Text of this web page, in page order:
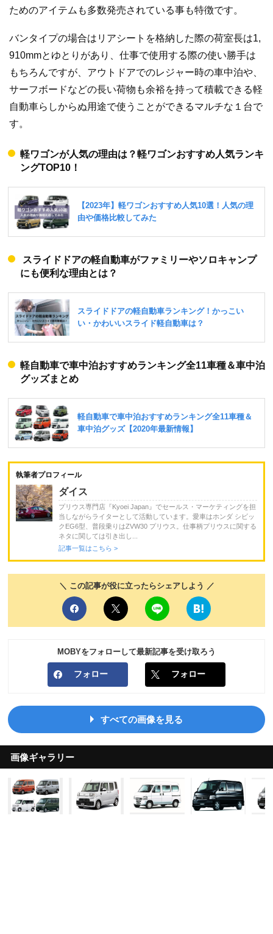
ためのアイテムも多数発売されている事も特徴です。
バンタイプの場合はリアシートを格納した際の荷室長は1,
910mmとゆとりがあり、仕事で使用する際の使い勝手は
もちろんですが、アウトドアでのレジャー時の車中泊や、
サーフボードなどの長い荷物も余裕を持って積載できる軽
自動車らしからぬ用途で使うことができるマルチな１台で
す。
軽ワゴンが人気の理由は？軽ワゴンおすすめ人気ランキ
ングTOP10！
スライドドアの軽自動車がファミリーやソロキャンプ
にも便利な理由とは？
軽自動車で車中泊おすすめランキング全11車種＆車中泊
グッズまとめ
執筆者プロフィール
ダイス
プリウス専門店『Kyoei Japan』でセールス・マーケティングを担
当しながらライターとして活動しています。愛車はホンダ シビッ
クEG6型、普段乗りはZVW30 プリウス。仕事柄プリウスに関する
ネタに関しては引き出し...
記事一覧はこちら >
＼ この記事が役に立ったらシェアしよう ／
MOBYをフォローして最新記事を受け取ろう
フォロー フォロー
すべての画像を見る
画像ギャラリー